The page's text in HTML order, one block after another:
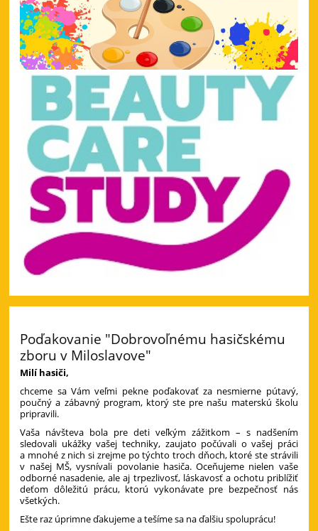
Poďakovanie "Dobrovoľnému hasičskému
zboru v Miloslavove"
Milí hasiči,
chceme sa Vám veľmi pekne poďakovať za nesmierne pútavý,
poučný a zábavný program, ktorý ste pre našu materskú školu
pripravili.
Vaša návšteva bola pre deti veľkým zážitkom – s nadšením
sledovali ukážky vašej techniky, zaujato počúvali o vašej práci
a mnohé z nich si zrejme po týchto troch dňoch, ktoré ste strávili
v našej MŠ, vysnívali povolanie hasiča. Oceňujeme nielen vaše
odborné nasadenie, ale aj trpezlivosť, láskavosť a ochotu priblížiť
deťom dôležitú prácu, ktorú vykonávate pre bezpečnosť nás
všetkých.
Ešte raz úprimne ďakujeme a tešíme sa na ďalšiu spoluprácu!